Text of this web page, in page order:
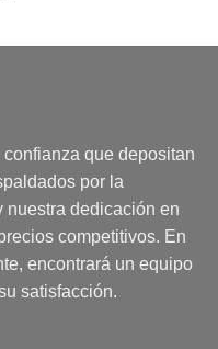
que depositan
por la
nuestra dedicación en
competitivos. En
encontrará un equipo
satisfacción.